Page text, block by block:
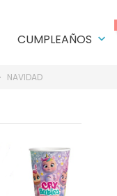
CUMPLEAÑOS keyboard_arrow_down
NAVIDAD